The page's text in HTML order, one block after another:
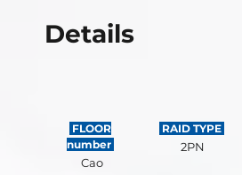
Details
FLOOR
number
Cao
RAID TYPE
2PN